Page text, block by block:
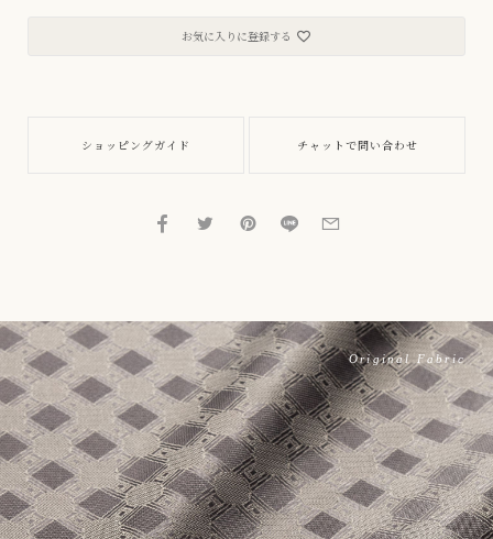
お気に入りに登録する
ショッピングガイド チャットで問い合わせ
Original Fabric